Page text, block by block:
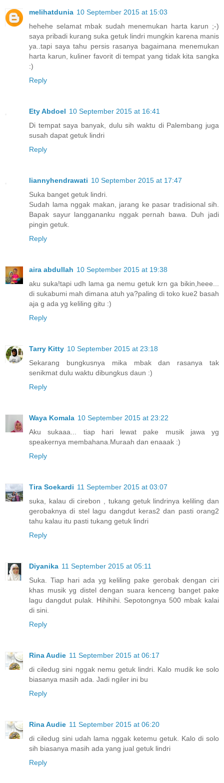
melihatdunia 10 September 2015 at 15:03
hehehe selamat mbak sudah menemukan harta karun ;-)
saya pribadi kurang suka getuk lindri mungkin karena manis
ya..tapi saya tahu persis rasanya bagaimana menemukan
harta karun, kuliner favorit di tempat yang tidak kita sangka
:)
Reply
Ety Abdoel 10 September 2015 at 16:41
Di tempat saya banyak, dulu sih waktu di Palembang juga
susah dapat getuk lindri
Reply
liannyhendrawati 10 September 2015 at 17:47
Suka banget getuk lindri.
Sudah lama nggak makan, jarang ke pasar tradisional sih.
Bapak sayur langgananku nggak pernah bawa. Duh jadi
pingin getuk.
Reply
aira abdullah 10 September 2015 at 19:38
aku suka!tapi udh lama ga nemu getuk krn ga bikin,heee...
di sukabumi mah dimana atuh ya?paling di toko kue2 basah
aja g ada yg keliling gitu :)
Reply
Tarry Kitty 10 September 2015 at 23:18
Sekarang bungkusnya mika mbak dan rasanya tak
senikmat dulu waktu dibungkus daun :)
Reply
Waya Komala 10 September 2015 at 23:22
Aku sukaaa... tiap hari lewat pake musik jawa yg
speakernya membahana.Muraah dan enaaak :)
Reply
Tira Soekardi 11 September 2015 at 03:07
suka, kalau di cirebon , tukang getuk lindrinya keliling dan
gerobaknya di stel lagu dangdut keras2 dan pasti orang2
tahu kalau itu pasti tukang getuk lindri
Reply
Diyanika 11 September 2015 at 05:11
Suka. Tiap hari ada yg keliling pake gerobak dengan ciri
khas musik yg distel dengan suara kenceng banget pake
lagu dangdut pulak. Hihihihi. Sepotongnya 500 mbak kalai
di sini.
Reply
Rina Audie 11 September 2015 at 06:17
di ciledug sini nggak nemu getuk lindri. Kalo mudik ke solo
biasanya masih ada. Jadi ngiler ini bu
Reply
Rina Audie 11 September 2015 at 06:20
di ciledug sini udah lama nggak ketemu getuk. Kalo di solo
sih biasanya masih ada yang jual getuk lindri
Reply